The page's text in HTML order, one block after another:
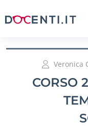
Veronica
CORSO